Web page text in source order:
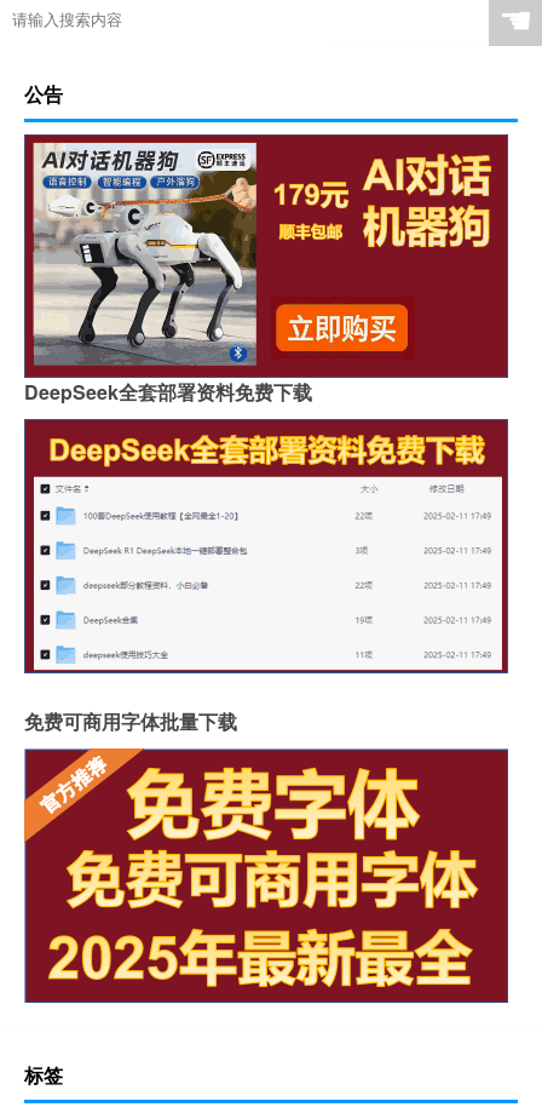
☚
公告
DeepSeek全套部署资料免费下载
免费可商用字体批量下载
标签